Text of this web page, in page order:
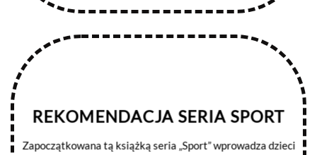
REKOMENDACJA SERIA SPORT
Zapoczątkowana tą książką seria „Sport” wprowadza dzieci